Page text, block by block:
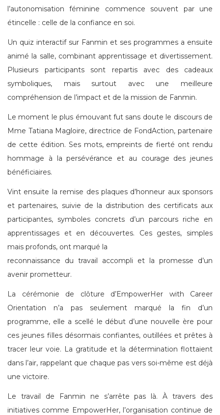
l’autonomisation féminine commence souvent par une
étincelle : celle de la confiance en soi.
Un quiz interactif sur Fanmin et ses programmes a ensuite
animé la salle, combinant apprentissage et divertissement.
Plusieurs participants sont repartis avec des cadeaux
symboliques, mais surtout avec une meilleure
compréhension de l’impact et de la mission de Fanmin.
Le moment le plus émouvant fut sans doute le discours de
Mme Tatiana Magloire, directrice de FondAction, partenaire
de cette édition. Ses mots, empreints de fierté ont rendu
hommage à la persévérance et au courage des jeunes
bénéficiaires.
Vint ensuite la remise des plaques d’honneur aux sponsors
et partenaires, suivie de la distribution des certificats aux
participantes, symboles concrets d’un parcours riche en
apprentissages et en découvertes. Ces gestes, simples
mais profonds, ont marqué la
reconnaissance du travail accompli et la promesse d’un
avenir prometteur.
La cérémonie de clôture d’EmpowerHer with Career
Orientation n’a pas seulement marqué la fin d’un
programme, elle a scellé le début d’une nouvelle ère pour
ces jeunes filles désormais confiantes, outillées et prêtes à
tracer leur voie. La gratitude et la détermination flottaient
dans l’air, rappelant que chaque pas vers soi-même est déjà
une victoire.
Le travail de Fanmin ne s’arrête pas là. À travers des
initiatives comme EmpowerHer, l’organisation continue de